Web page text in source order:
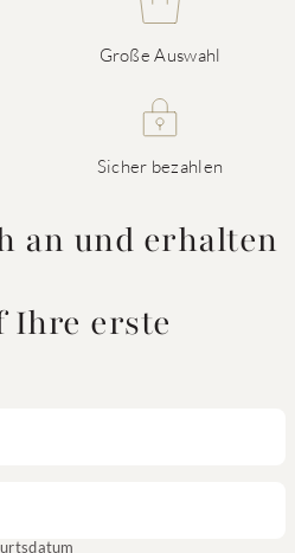
Große Auswahl
Sicher bezahlen
an und erhalten
Ihre erste